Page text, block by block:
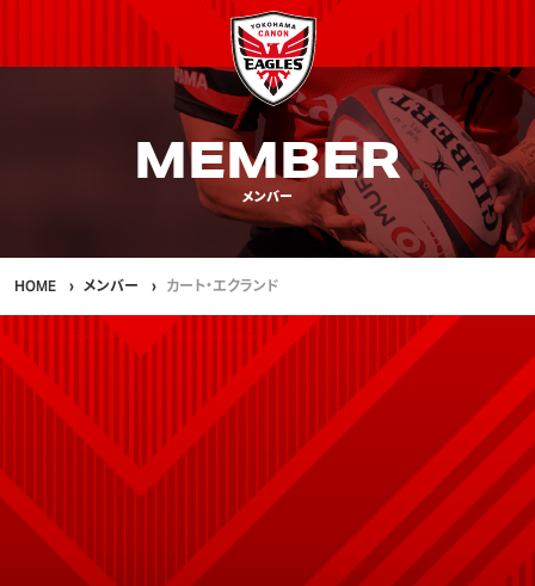
MEMBER
メンバー
HOME メンバー カート・エクランド